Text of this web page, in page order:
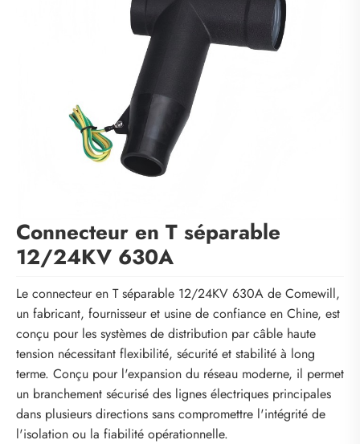
Connecteur en T séparable
12/24KV 630A
Le connecteur en T séparable 12/24KV 630A de Comewill,
un fabricant, fournisseur et usine de confiance en Chine, est
conçu pour les systèmes de distribution par câble haute
tension nécessitant flexibilité, sécurité et stabilité à long
terme. Conçu pour l'expansion du réseau moderne, il permet
un branchement sécurisé des lignes électriques principales
dans plusieurs directions sans compromettre l'intégrité de
l'isolation ou la fiabilité opérationnelle.